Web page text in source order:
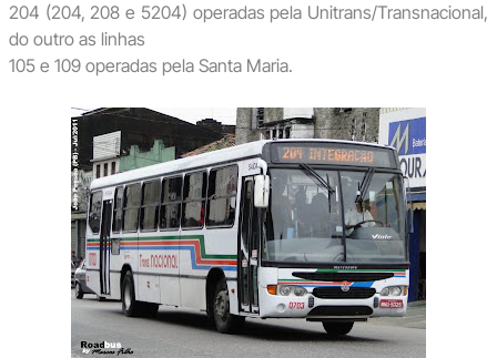
204 (204, 208 e 5204) operadas pela Unitrans/Transnacional,
do outro as linhas
105 e 109 operadas pela Santa Maria.